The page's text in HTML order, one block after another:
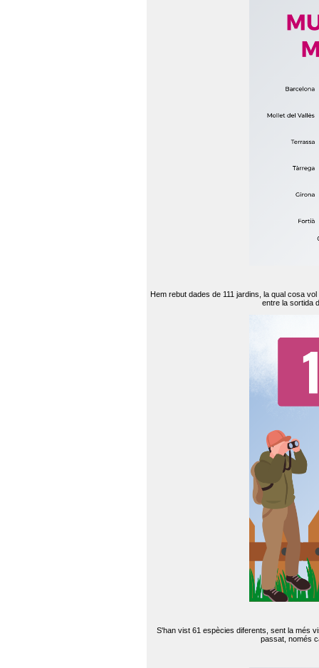
Hem rebut dades de 111 jardins, la qual cosa
entre la sortida
S'han vist 61 espècies diferents, sent la més
passat, només